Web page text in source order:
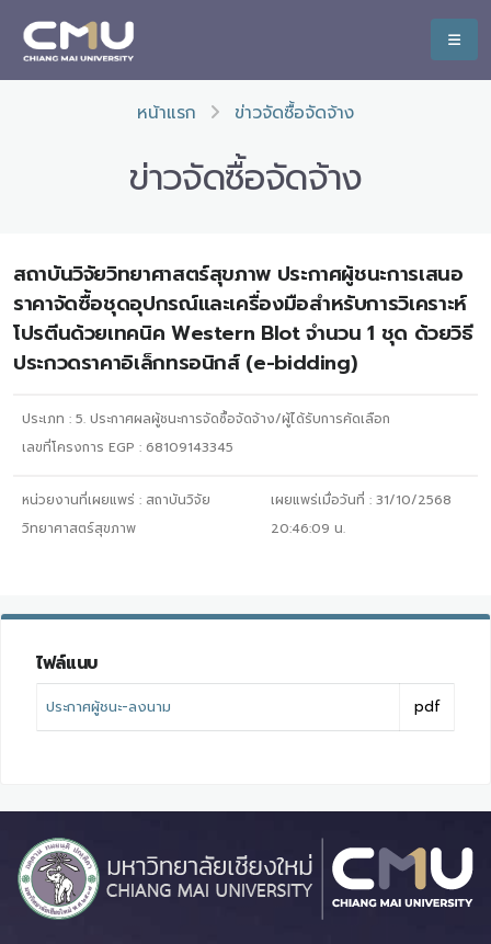
หน้าแรก ข่าวจัดซื้อจัดจ้าง
ข่าวจัดซื้อจัดจ้าง
สถาบันวิจัยวิทยาศาสตร์สุขภาพ ประกาศผู้ชนะการเสนอ
ราคาจัดซื้อชุดอุปกรณ์และเครื่องมือสำหรับการวิเคราะห์
โปรตีนด้วยเทคนิค Western Blot จำนวน 1 ชุด ด้วยวิธี
ประกวดราคาอิเล็กทรอนิกส์ (e-bidding)
ประเภท : 5. ประกาศผลผู้ชนะการจัดซื้อจัดจ้าง/ผู้ได้รับการคัดเลือก
เลขที่โครงการ EGP : 68109143345
หน่วยงานที่เผยแพร่ : สถาบันวิจัย
วิทยาศาสตร์สุขภาพ
เผยแพร่เมื่อวันที่ : 31/10/2568
20:46:09 น.
ไฟล์แนบ
ประกาศผู้ชนะ-ลงนาม pdf